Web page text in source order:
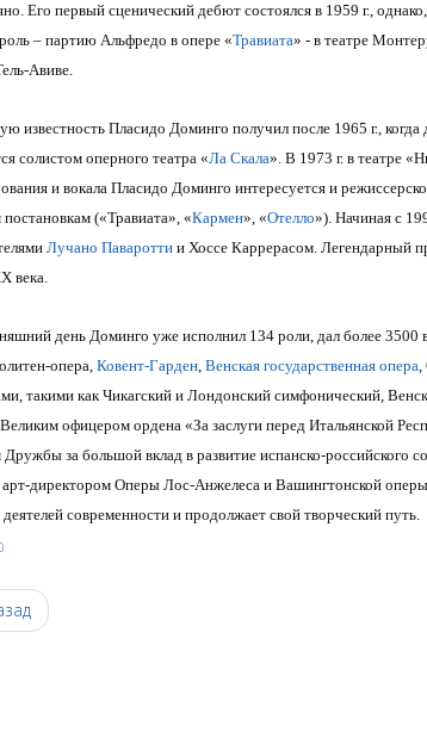
Его первый сценический дебют состоялся в 1959 г.,
– партию Альфредо в опере «Травиата» - в театре
Авиве.
известность Пласидо Доминго получил после 1965 г., когда
солистом оперного театра «Ла Скала». В 1973 г. в театре
и вокала Пласидо Доминго интересуется и
(«Травиата», «Кармен», «Отелло»). Начиная с
Лучано Павароттии Хоссе Каррерасом. Легендарный
века.
день Доминго уже исполнил 134 роли, дал более
опера, Ковент-Гарден, Венская государственная опера,
такими как Чикагский и Лондонский симфонический,
офицером ордена «За заслуги перед Итальянской
за большой вклад в развитие испанско-российского
арт-директором Оперы Лос-Анжелеса и Вашингтонской
современности и продолжает свой творческий путь.